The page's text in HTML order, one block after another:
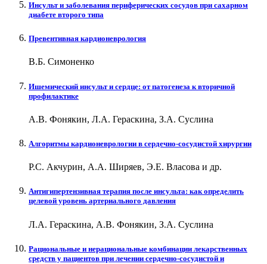
Инсульт и заболевания периферических сосудов при сахарном
диабете второго типа
Превентивная кардионеврология
В.Б. Симоненко
Ишемический инсульт и сердце: от патогенеза к вторичной
профилактике
А.В. Фонякин, Л.А. Гераскина, З.А. Суслина
Алгоритмы кардионеврологии в сердечно-сосудистой хирургии
Р.С. Акчурин, А.А. Ширяев, Э.Е. Власова и др.
Антигипертензивная терапия после инсульта: как определить
целевой уровень артериального давления
Л.А. Гераскина, А.В. Фонякин, З.А. Суслина
Рациональные и нерациональные комбинации лекарственных
средств у пациентов при лечении сердечно-сосудистой и